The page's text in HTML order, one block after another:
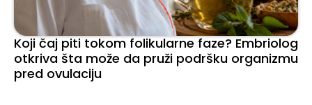
Koji čaj piti tokom folikularne faze? Embriolog
otkriva šta može da pruži podršku organizmu
pred ovulaciju